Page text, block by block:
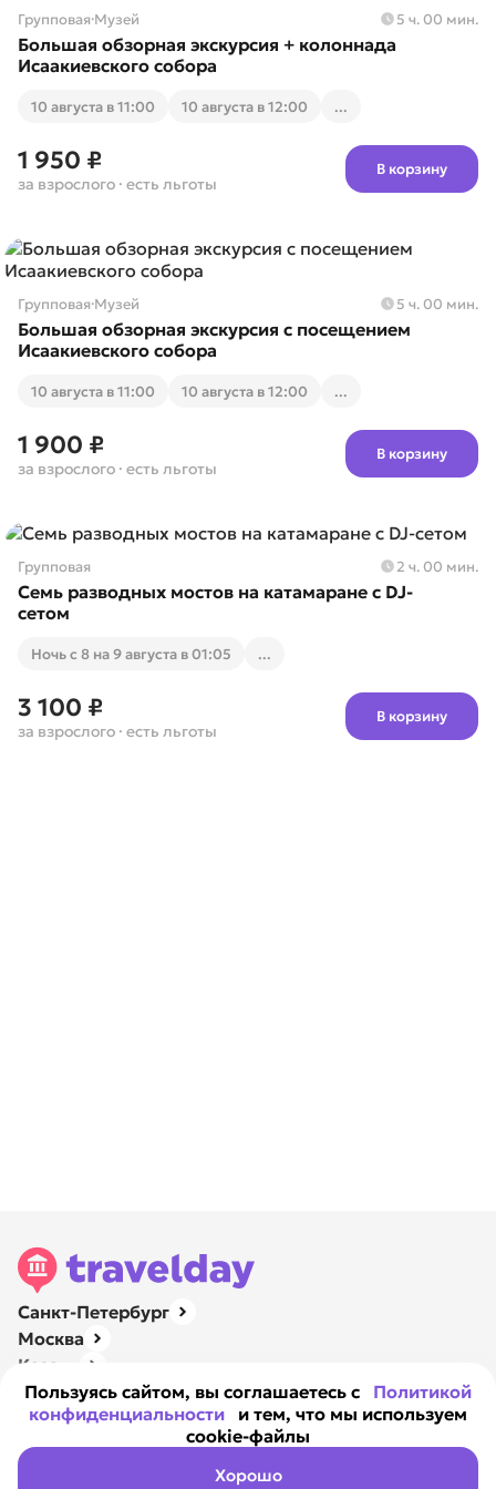
Дети до 2 лет включительно — бесплатно.
Групповая·Музей 5 ч. 00 мин.
Большая обзорная экскурсия + колоннада
Исаакиевского собора
10 августа в 11:00 10 августа в 12:00 ...
1 950 ₽
за взрослого · есть льготы
В корзину
Групповая·Музей 5 ч. 00 мин.
Большая обзорная экскурсия с посещением
Исаакиевского собора
10 августа в 11:00 10 августа в 12:00 ...
1 900 ₽
за взрослого · есть льготы
В корзину
Групповая 2 ч. 00 мин.
Семь разводных мостов на катамаране с DJ-
сетом
Ночь с 8 на 9 августа в 01:05 ...
3 100 ₽
за взрослого · есть льготы
В корзину
Пользуясь сайтом, вы соглашаетесь с Политикой
конфиденциальности и тем, что мы используем
cookie-файлы
Хорошо
Санкт-Петербург
Москва
Казань
Нижний Новгород
Ярославль
Навигация
О компании